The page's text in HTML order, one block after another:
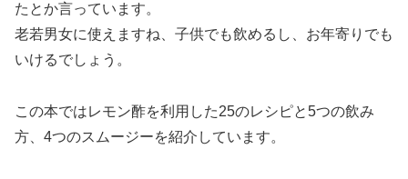
たとか言っています。
老若男女に使えますね、子供でも飲めるし、お年寄りでも
いけるでしょう。
この本ではレモン酢を利用した25のレシピと5つの飲み
方、4つのスムージーを紹介しています。